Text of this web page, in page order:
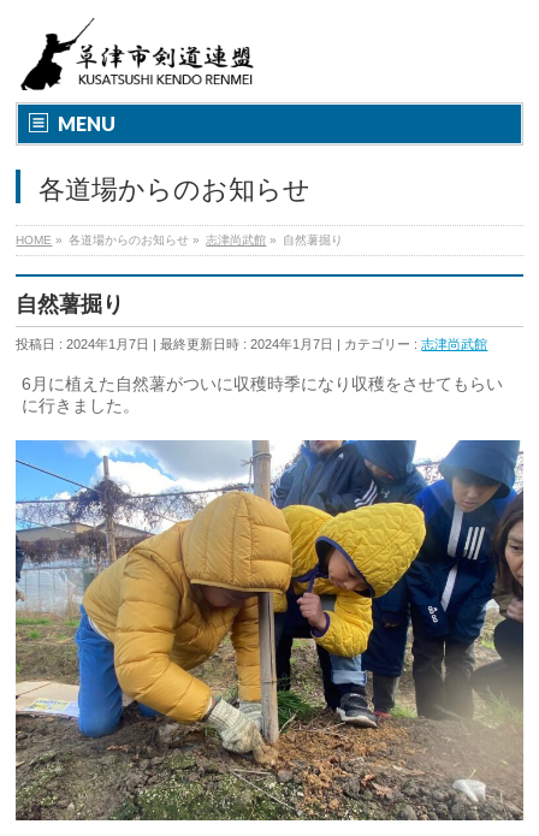
MENU
各道場からのお知らせ
HOME » 各道場からのお知らせ » 志津尚武館 » 自然薯掘り
自然薯掘り
投稿日 : 2024年1月7日 最終更新日時 : 2024年1月7日 カテゴリー :志津尚武館
6月に植えた自然薯がついに収穫時季になり収穫をさせてもらい
に行きました。